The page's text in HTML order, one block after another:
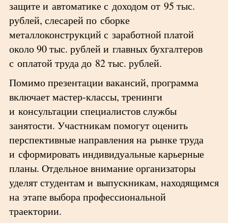
защите и автоматике с доходом от 95 тыс.
рублей, слесарей по сборке
металлоконструкций с заработной платой
около 90 тыс. рублей и главных бухгалтеров
с оплатой труда до 82 тыс. рублей.
Помимо презентации вакансий, программа
включает мастер-классы, тренинги
и консультации специалистов службы
занятости. Участникам помогут оценить
перспективные направления на рынке труда
и сформировать индивидуальные карьерные
планы. Отдельное внимание организаторы
уделят студентам и выпускникам, находящимся
на этапе выбора профессиональной
траектории.